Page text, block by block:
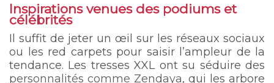
Inspirations venues des podiums et
célébrités
Il suffit de jeter un œil sur les réseaux sociaux
ou les red carpets pour saisir l’ampleur de la
tendance. Les tresses XXL ont su séduire des
personnalités comme Zendaya, qui les arbore